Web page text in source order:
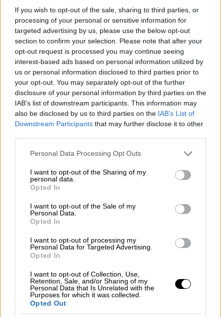
If you wish to opt-out of the sale, sharing to third parties, or
processing of your personal or sensitive information for
targeted advertising by us, please use the below opt-out
section to confirm your selection. Please note that after your
opt-out request is processed you may continue seeing
interest-based ads based on personal information utilized by
us or personal information disclosed to third parties prior to
your opt-out. You may separately opt-out of the further
disclosure of your personal information by third parties on the
IAB’s list of downstream participants. This information may
also be disclosed by us to third parties on the IAB’s List of
Downstream Participants that may further disclose it to other
Please note that this website/app uses one or more Google
not limited to your visit or usage behaviour. You may click to
grant or deny consent to Google and its third-party tags to
use your data for below specified purposes in below Google
consent section.
Personal Data Processing Opt Outs
I want to opt-out of the Sharing of my
personal data.
Opted In
I want to opt-out of the Sale of my
Personal Data.
Opted In
I want to opt-out of processing my
Personal Data for Targeted Advertising.
Opted In
I want to opt-out of Collection, Use,
Retention, Sale, and/or Sharing of my
Personal Data that Is Unrelated with the
Purposes for which it was collected.
Opted Out
Τοποθεσία: Κάνσας Σίτι, Μιζούρι, ΗΠΑ
Χωρητικότητα: 73.000
Χτίστηκε: 1972
Το ιστορικό Arrowhead Stadium
συγκαταλέγεται στα πιο θορυβώδη γήπεδα
του πλανήτη και για χρόνια κατείχε σχετικό